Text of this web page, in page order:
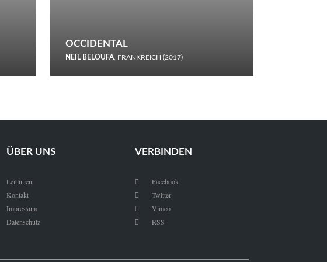
OCCIDENTAL
NEÏL BELOUFA, FRANKREICH (2017)
ÜBER UNS
Leitlinien
Kontakt
Impressum
Datenschutz
VERBINDEN
 Facebook
 Twitter
 Vimeo
 RSS